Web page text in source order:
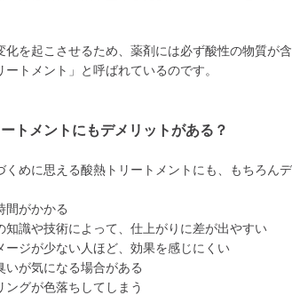
化を起こさせるため、薬剤には必ず酸性の物質が
ートメント」と呼ばれているのです。
トメントにもデメリットがある？
くめに思える酸熱トリートメントにも、もちろん
間がかかる
知識や技術によって、仕上がりに差が出やすい
ージが少ない人ほど、効果を感じにくい
いが気になる場合がある
ングが色落ちしてしまう